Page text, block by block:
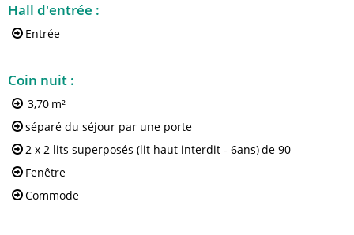
Hall d'entrée :
Entrée
Coin nuit :
3,70 m²
séparé du séjour par une porte
2 x 2 lits superposés (lit haut interdit - 6ans)de 90
Fenêtre
Commode